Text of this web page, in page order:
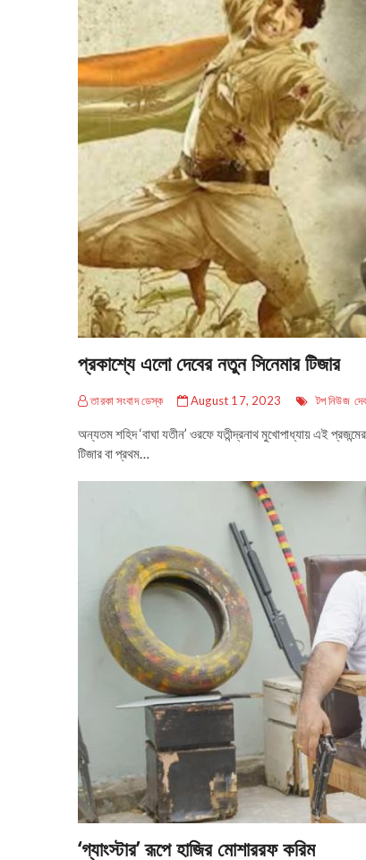
প্রকাশ্যে এলো দেবের নতুন সিনেমার টিজার
তারকা সংবাদ ডেস্ক August 17, 2023 টপ নিউজ দেব
অন্যতম শহিদ ‘বাঘা যতীন’ ওরফে যতীন্দ্রনাথ মুখোপাধ্যায় এই
টিজার বা প্রথম…
‘গ্যাংস্টার’ রূপে হাজির মোশাররফ করিম